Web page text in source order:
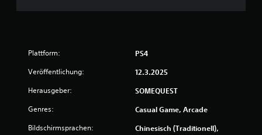
Plattform: PS4
Veröffentlichung: 12.3.2025
Herausgeber: SOMEQUEST
Genres: Casual Game, Arcade
Bildschirmsprachen:
Chinesisch (Traditionell),